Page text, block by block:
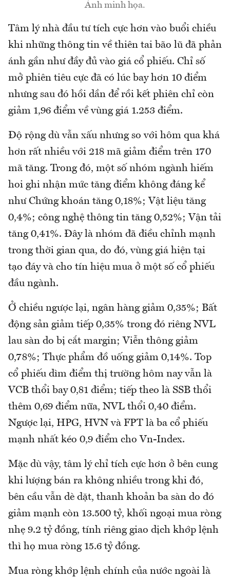
Ảnh minh họa.
Tâm lý nhà đầu tư tích cực hơn vào buổi chiều
khi những thông tin về thiên tai bão lũ đã phản
ánh gần như đầy đủ vào giá cổ phiếu. Chỉ số
mở phiên tiêu cực đã có lúc bay hơn 10 điểm
nhưng sau đó hồi dần để rồi kết phiên chỉ còn
giảm 1,96 điểm về vùng giá 1.253 điểm.
Độ rộng dù vẫn xấu nhưng so với hôm qua khá
hơn rất nhiều với 218 mã giảm điểm trên 170
mã tăng. Trong đó, một số nhóm ngành hiếm
hoi ghi nhận mức tăng điểm không đáng kể
như Chứng khoán tăng 0,18%; Vật liệu tăng
0,4%; công nghệ thông tin tăng 0,52%; Vận tải
tăng 0,41%. Đây là nhóm đã điều chỉnh mạnh
trong thời gian qua, do đó, vùng giá hiện tại
tạo đáy và cho tín hiệu mua ở một số cổ phiếu
đầu ngành.
Ở chiều ngược lại, ngân hàng giảm 0,35%; Bất
động sản giảm tiếp 0,35% trong đó riêng NVL
lau sàn do bị cắt margin; Viễn thông giảm
0,78%; Thực phẩm đồ uống giảm 0,14%. Top
cổ phiếu dìm điểm thị trường hôm nay vẫn là
VCB thổi bay 0,81 điểm; tiếp theo là SSB thổi
thêm 0,69 điểm nữa, NVL thổi 0,40 điểm.
Ngược lại, HPG, HVN và FPT là ba cổ phiếu
mạnh nhất kéo 0,9 điểm cho Vn-Index.
Mặc dù vậy, tâm lý chỉ tích cực hơn ở bên cung
khi lượng bán ra không nhiều trong khi đó,
bên cầu vẫn dè dặt, thanh khoản ba sàn do đó
giảm mạnh còn 13.500 tỷ, khối ngoại mua ròng
nhẹ 9.2 tỷ đồng, tính riêng giao dịch khớp lệnh
thì họ mua ròng 15.6 tỷ đồng.
Mua ròng khớp lệnh chính của nước ngoài là